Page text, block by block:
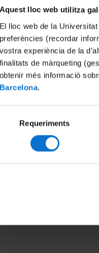
Aquest lloc web utilitza
El lloc web de la
preferències (recordar
vostra experiència de la
finalitats de màrqueting
obtenir més informació
Barcelona.
Requeriments
Ripa e